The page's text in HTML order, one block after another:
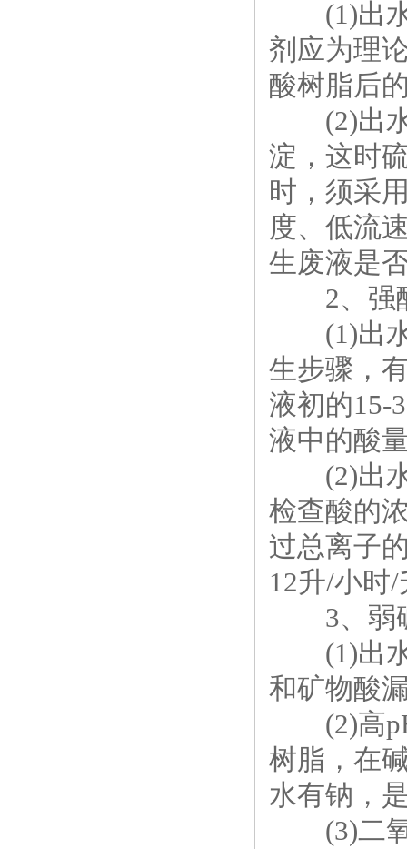
(1)出水
剂应为理
酸树脂后
(2)出水
淀，这时
时，须采
度、低流
生废液是
2、强
(1)出水
生步骤，
液初的15-
液中的酸
(2)出水
检查酸的
过总离子
12升/小时
3、弱
(1)出水
和矿物酸
(2)高pH
树脂，在
水有钠，
(3)二氧